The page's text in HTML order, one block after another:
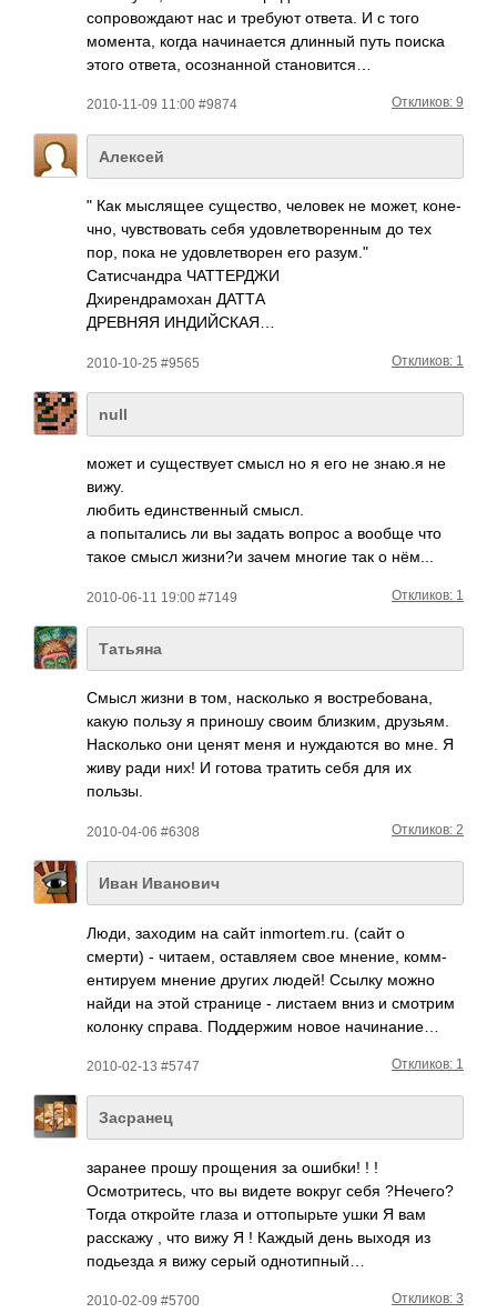
сопровождают нас и требуют ответа. И с того
момента, когда начинается длинный путь поиска
этого ответа, осознанной становится…
2010-11-09 11:00 #9874 Откликов: 9
Алексей
" Как мысл­ящее суще­ство, человек не может, коне­
чно, чувс­твов­ать себя удов­летв­орен­ным до тех
пор, пока не удов­летв­орен его разум."
Сати­счан­дра ЧАТТ­ЕРДЖИ
Дхир­ендр­амохан ДАТТА
ДРЕВНЯЯ ИНДИ­ЙСКАЯ…
2010-10-25 #9565 Откликов: 1
null
может и существует смысл но я его не знаю.я не
вижу.
любить единственный смысл.
а попытались ли вы задать вопрос а вообще что
такое смысл жизни?и зачем многие так о нём...
2010-06-11 19:00 #7149 Откликов: 1
Татьяна
Смысл жизни в том, наск­олько я вост­ребо­вана,
какую пользу я приношу своим близ­ким, друз­ьям.
Наск­олько они ценят меня и нужд­аются во мне. Я
живу ради них! И готова тратить себя для их
пользы.
2010-04-06 #6308 Откликов: 2
Иван Иванович
Люди, заходим на сайт inmo­rtem­.ru. (сайт о
смерти) - читаем, оста­вляем свое мнение, комм­
енти­руем мнение других людей! Ссылку можно
найди на этой стра­нице - листаем вниз и смотрим
колонку справа. Подд­ержим новое начи­нание…
2010-02-13 #5747 Откликов: 1
Засранец
заранее прошу прощ­ения за ошибки! ! !
Осмо­трит­есь, что вы видете вокруг себя ?Неч­его?
Тогда откр­ойте глаза и отто­пырьте ушки Я вам
расс­кажу , что вижу Я ! Каждый день выходя из
подь­езда я вижу серый одно­типный…
2010-02-09 #5700 Откликов: 3